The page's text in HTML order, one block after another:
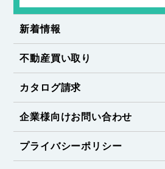
新着情報
不動産買い取り
カタログ請求
企業様向けお問い合わせ
プライバシーポリシー